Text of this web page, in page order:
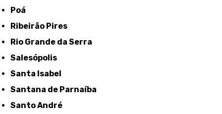
Poá
Ribeirão Pires
Rio Grande da Serra
Salesópolis
Santa Isabel
Santana de Parnaíba
Santo André